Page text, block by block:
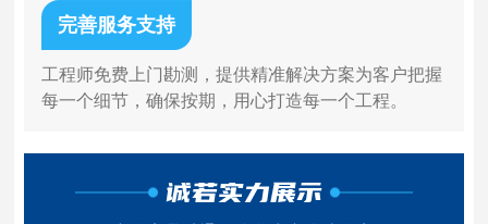
完善服务支持
工程师免费上门勘测，提供精准解决方案为客户把握
每一个细节，确保按期，用心打造每一个工程。
诚若实力展示